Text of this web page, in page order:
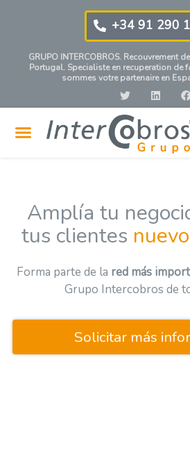
+34 91 290
GRUPO INTERCOBROS. Recouvrement
Portugal. Specialiste en recuperation de
sommes votre partenaire en
Amplía tu
tus clientes
Forma parte de la red más
Grupo Intercobros de
Solicitar más